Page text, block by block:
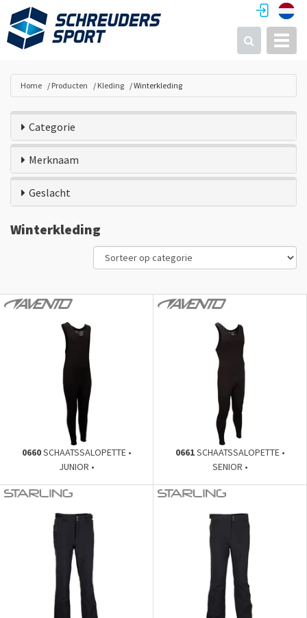
Zoeken
Home Producten Kleding Winterkleding
Categorie
Merknaam
Geslacht
Winterkleding
0660SCHAATSSALOPETTE •
JUNIOR •
0661SCHAATSSALOPETTE •
SENIOR •